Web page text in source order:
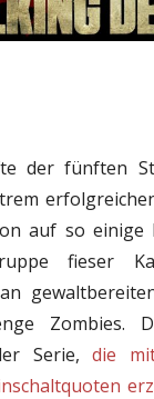
der fünften
auf so einige
fieser
Zombies.
Serie,die